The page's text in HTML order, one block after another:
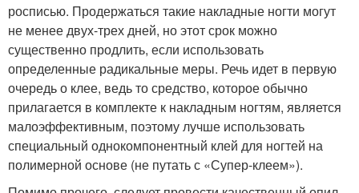
росписью. Продержаться такие накладные ногти могут
не менее двух-трех дней, но этот срок можно
существенно продлить, если использовать
определенные радикальные меры. Речь идет в первую
очередь о клее, ведь то средство, которое обычно
прилагается в комплекте к накладным ногтям, является
малоэффективным, поэтому лучше использовать
специальный однокомпонентный клей для ногтей на
полимерной основе (не путать с «Супер-клеем»).